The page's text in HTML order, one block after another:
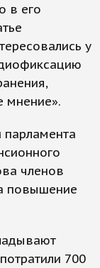
в его
у
мнение».
членов
повышение
700